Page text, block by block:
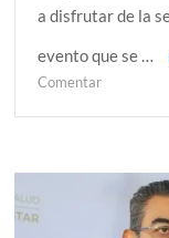
a disfrutar de la
evento que se …
Comentaren
Puebla
disfrutar